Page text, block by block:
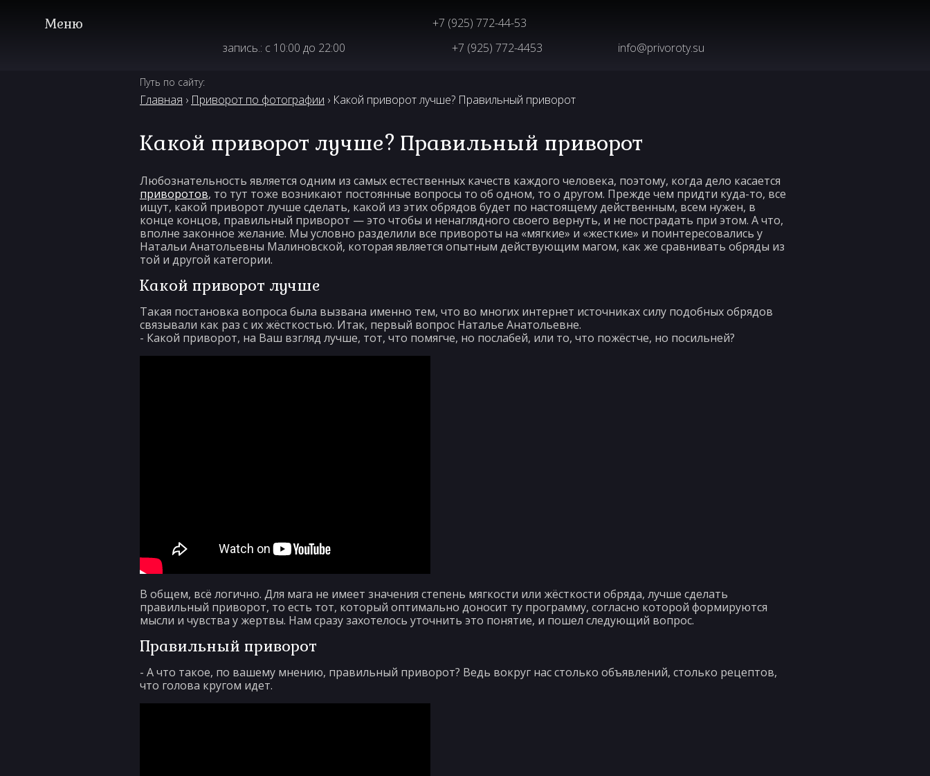
запись.: с 10:00 до 22:00
+7 (925) 772-44-53
+7 (925) 772-4453
info@privoroty.su
Путь по сайту:
Главная › Приворот по фотографии › Какой приворот лучше? Правильный приворот
Какой приворот лучше? Правильный приворот
Любознательность является одним из самых естественных качеств каждого человека, поэтому, когда дело касается
приворотов, то тут тоже возникают постоянные вопросы то об одном, то о другом. Прежде чем придти куда-то, все
ищут, какой приворот лучше сделать, какой из этих обрядов будет по настоящему действенным, всем нужен, в
конце концов, правильный приворот — это чтобы и ненаглядного своего вернуть, и не пострадать при этом. А что,
вполне законное желание. Мы условно разделили все привороты на «мягкие» и «жесткие» и поинтересовались у
Натальи Анатольевны Малиновской, которая является опытным действующим магом, как же сравнивать обряды из
той и другой категории.
Какой приворот лучше
Такая постановка вопроса была вызвана именно тем, что во многих интернет источниках силу подобных обрядов
связывали как раз с их жёсткостью. Итак, первый вопрос Наталье Анатольевне.
- Какой приворот, на Ваш взгляд лучше, тот, что помягче, но послабей, или то, что пожёстче, но посильней?
В общем, всё логично. Для мага не имеет значения степень мягкости или жёсткости обряда, лучше сделать
правильный приворот, то есть тот, который оптимально доносит ту программу, согласно которой формируются
мысли и чувства у жертвы. Нам сразу захотелось уточнить это понятие, и пошел следующий вопрос.
Правильный приворот
- А что такое, по вашему мнению, правильный приворот? Ведь вокруг нас столько объявлений, столько рецептов,
что голова кругом идет.